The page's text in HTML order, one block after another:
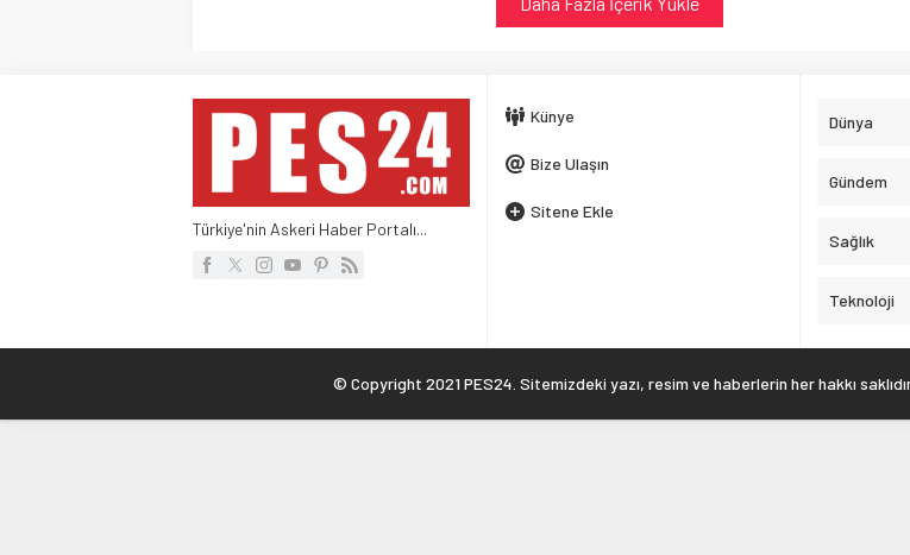
Türkiye'nin Askeri Haber Portalı...
Künye
Bize Ulaşın
Sitene Ekle
Dünya
Gündem
Sağlık
Teknoloji
© Copyright 2021 PES24. Sitemizdeki yazı, resim ve haberlerin her hakkı